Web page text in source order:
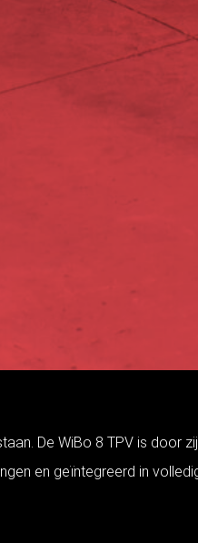
De WiBo 8 TPV is door
en geïntegreerd in